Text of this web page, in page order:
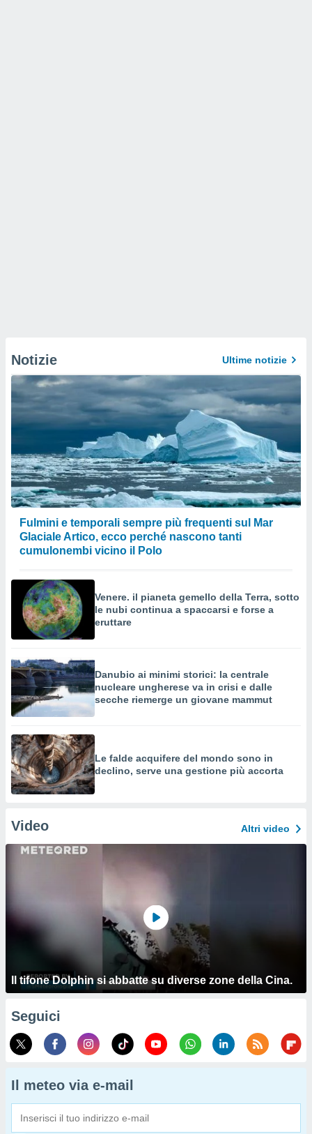
Notizie Ultime notizie
Fulmini e temporali sempre più frequenti sul Mar
Glaciale Artico, ecco perché nascono tanti
cumulonembi vicino il Polo
Venere. il pianeta gemello della Terra, sotto
le nubi continua a spaccarsi e forse a
eruttare
Danubio ai minimi storici: la centrale
nucleare ungherese va in crisi e dalle
secche riemerge un giovane mammut
Le falde acquifere del mondo sono in
declino, serve una gestione più accorta
Video Altri video
Il tifone Dolphin si abbatte su diverse zone della Cina.
Seguici
Il meteo via e-mail